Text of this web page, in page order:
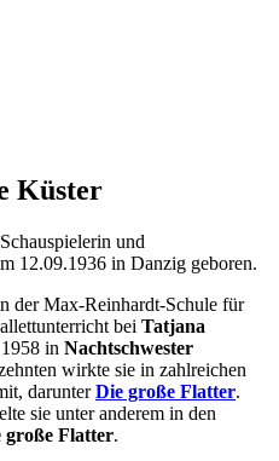
Küster
und
12.09.1936 in Danzig geboren.
der Max-Reinhardt-Schule für
bei Tatjana
in Nachtschwester
wirkte sie in zahlreichen
darunterDie große Flatter.
sie unter anderem in den
große Flatter.